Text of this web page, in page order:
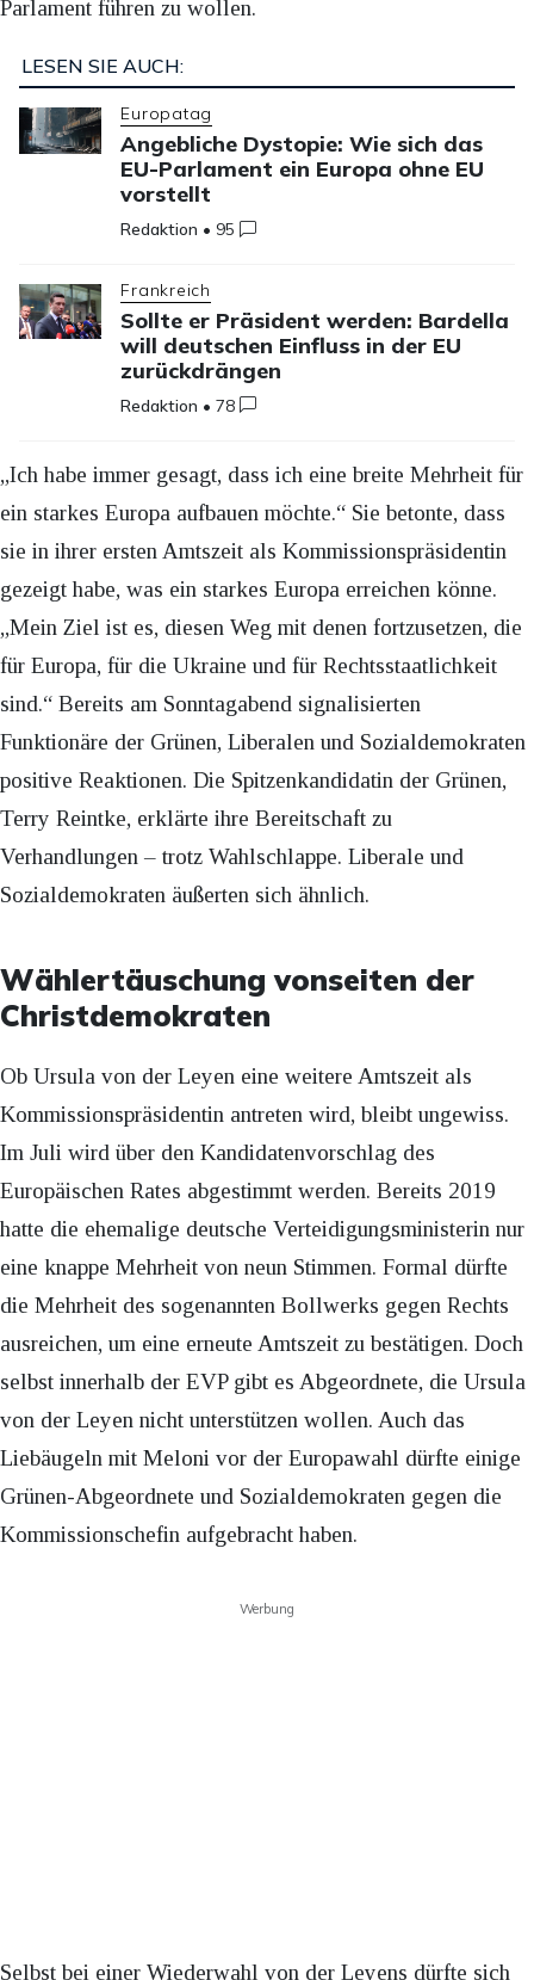
Parlament führen zu wollen.
LESEN SIE AUCH:
Europatag
Angebliche Dystopie: Wie sich das
EU-Parlament ein Europa ohne EU
vorstellt
Redaktion • 95
Frankreich
Sollte er Präsident werden: Bardella
will deutschen Einfluss in der EU
zurückdrängen
Redaktion •78
„Ich habe immer gesagt, dass ich eine breite Mehrheit für
ein starkes Europa aufbauen möchte.“ Sie betonte, dass
sie in ihrer ersten Amtszeit als Kommissionspräsidentin
gezeigt habe, was ein starkes Europa erreichen könne.
„Mein Ziel ist es, diesen Weg mit denen fortzusetzen, die
für Europa, für die Ukraine und für Rechtsstaatlichkeit
sind.“ Bereits am Sonntagabend signalisierten
Funktionäre der Grünen, Liberalen und Sozialdemokraten
positive Reaktionen. Die Spitzenkandidatin der Grünen,
Terry Reintke, erklärte ihre Bereitschaft zu
Verhandlungen – trotz Wahlschlappe. Liberale und
Sozialdemokraten äußerten sich ähnlich.
Wählertäuschung vonseiten der
Christdemokraten
Ob Ursula von der Leyen eine weitere Amtszeit als
Kommissionspräsidentin antreten wird, bleibt ungewiss.
Im Juli wird über den Kandidatenvorschlag des
Europäischen Rates abgestimmt werden. Bereits 2019
hatte die ehemalige deutsche Verteidigungsministerin nur
eine knappe Mehrheit von neun Stimmen. Formal dürfte
die Mehrheit des sogenannten Bollwerks gegen Rechts
ausreichen, um eine erneute Amtszeit zu bestätigen. Doch
selbst innerhalb der EVP gibt es Abgeordnete, die Ursula
von der Leyen nicht unterstützen wollen. Auch das
Liebäugeln mit Meloni vor der Europawahl dürfte einige
Grünen-Abgeordnete und Sozialdemokraten gegen die
Kommissionschefin aufgebracht haben.
Werbung
Selbst bei einer Wiederwahl von der Leyens dürfte sich